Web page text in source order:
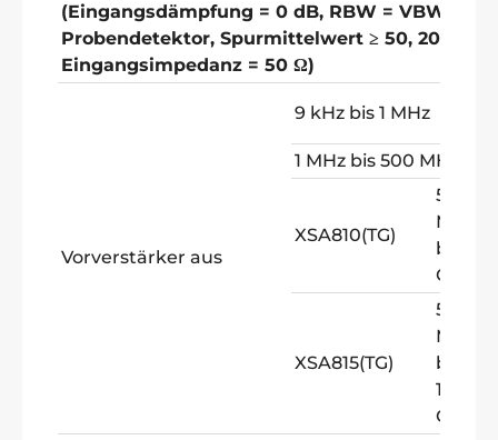
(Eingangsdämpfung = 0 dB, RBW = VBW =
Probendetektor, Spurmittelwert ≥ 50, 20
Eingangsimpedanz = 50 Ω)
Vorverstärker aus
9 kHz bis 1 MHz
1 MHz bis 500 MHz
XSA810(TG)
500
MHz
bis 1
GHz
XSA815(TG)
500
MHz
bis
1,5
GHz